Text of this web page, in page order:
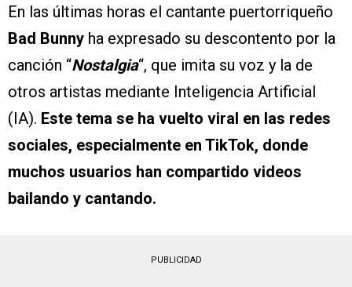
En las últimas horas el cantante puertorriqueño
Bad Bunny ha expresado su descontento por la
canción “Nostalgia“, que imita su voz y la de
otros artistas mediante Inteligencia Artificial
(IA). Este tema se ha vuelto viral en las redes
sociales, especialmente en TikTok, donde
muchos usuarios han compartido videos
bailando y cantando.
PUBLICIDAD